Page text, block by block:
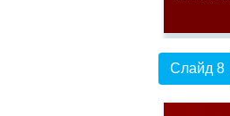
Слайд 8